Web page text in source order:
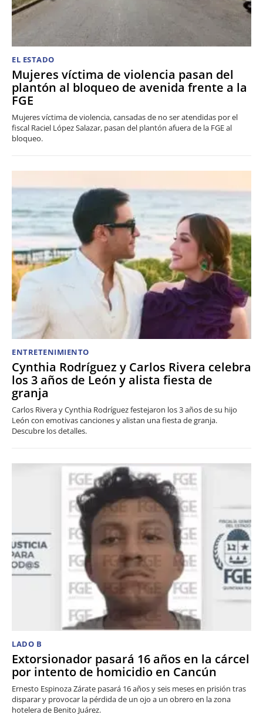
EL ESTADO
Mujeres víctima de violencia pasan del
plantón al bloqueo de avenida frente a la
FGE
Mujeres víctima de violencia, cansadas de no ser atendidas por el
fiscal Raciel López Salazar, pasan del plantón afuera de la FGE al
bloqueo.
ENTRETENIMIENTO
Cynthia Rodríguez y Carlos Rivera celebra
los 3 años de León y alista fiesta de
granja
Carlos Rivera y Cynthia Rodríguez festejaron los 3 años de su hijo
León con emotivas canciones y alistan una fiesta de granja.
Descubre los detalles.
LADO B
Extorsionador pasará 16 años en la cárcel
por intento de homicidio en Cancún
Ernesto Espinoza Zárate pasará 16 años y seis meses en prisión tras
disparar y provocar la pérdida de un ojo a un obrero en la zona
hotelera de Benito Juárez.